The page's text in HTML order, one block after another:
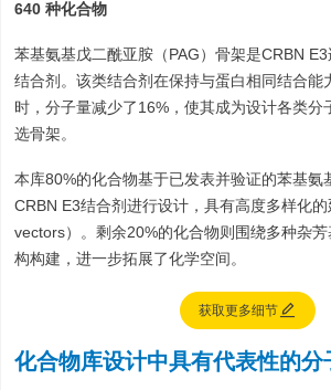
640 种化合物
苯基氨基戊二酰亚胺（PAG）骨架是CRBN
结合剂。该类结合剂在保持与蛋白相同结合能
时，分子量减少了16%，使其成为设计各类分
选骨架。
本库80%的化合物基于已发表并验证的苯基氨
CRBN E3结合剂进行设计，具有高度多样化
vectors）。剩余20%的化合物则围绕多种杂
构构建，进一步拓展了化学空间。
获取更多细节
化合物库设计中具有代表性的分